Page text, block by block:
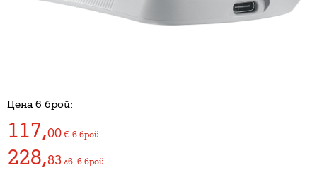
Цена в брой:
117,00 € в брой
228,83 лв. в брой